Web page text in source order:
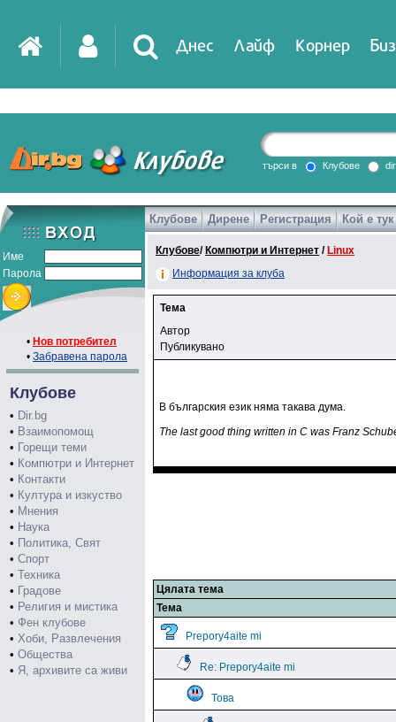
Днес Лайф Корнер
DirTV Impressio
Games
търси в Клубове
Име
Парола
• Нов потребител
• Забравена парола
Клубове
• Dir.bg
• Взаимопомощ
• Горещи теми
• Компютри и Интернет
• Контакти
• Култура и изкуство
• Мнения
• Наука
• Политика, Свят
• Спорт
• Техника
• Градове
• Религия и мистика
• Фен клубове
• Хоби, Развлечения
• Общества
• Я, архивите са живи
Клубове Дирене Регистрация Кой е тук
Клубове/ Компютри и Интернет / Linux
Информация за клуба
Тема
Автор
Публикувано
В българския език няма такава дума.
The last good thing written in C was Franz
Цялата тема
Тема
Prepory4aite mi
Re: Prepory4aite mi
Това